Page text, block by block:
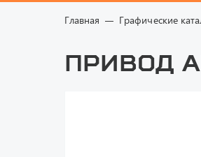
Главная Графические
Привод